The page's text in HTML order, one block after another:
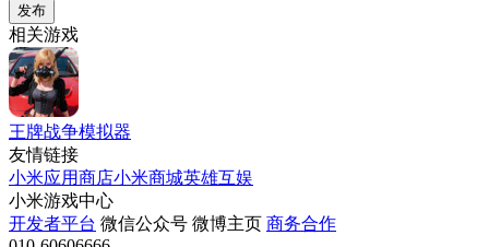
发布
相关游戏
王牌战争模拟器
友情链接
小米应用商店小米商城英雄互娱
小米游戏中心
开发者平台 微信公众号 微博主页 商务合作